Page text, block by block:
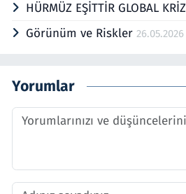
HÜRMÜZ EŞİTTİR GLOBAL KRİZ
Görünüm ve Riskler 26.05.2026
Yorumlar